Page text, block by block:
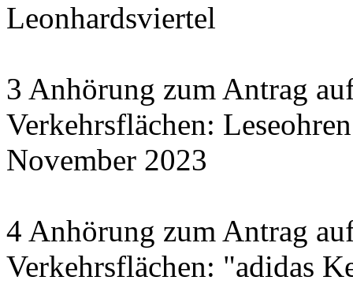
Leonhardsviertel
3 Anhörung zum Antrag
Verkehrsflächen:
November 2023
4 Anhörung zum Antrag
Verkehrsflächen: "adidas